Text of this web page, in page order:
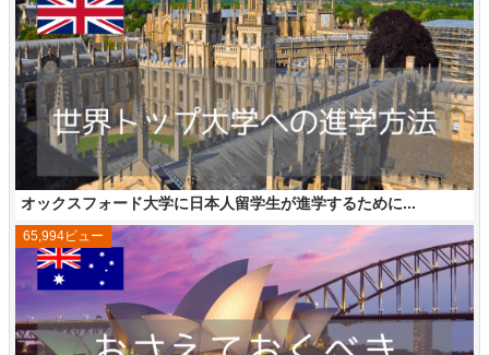
オックスフォード大学に日本人留学生が進学するために...
65,994ビュー